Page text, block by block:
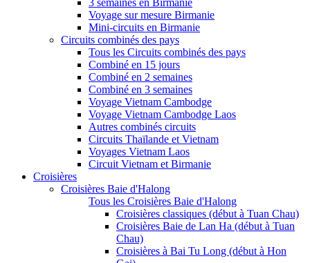
3 semaines en Birmanie
Voyage sur mesure Birmanie
Mini-circuits en Birmanie
Circuits combinés des pays
Tous les Circuits combinés des pays
Combiné en 15 jours
Combiné en 2 semaines
Combiné en 3 semaines
Voyage Vietnam Cambodge
Voyage Vietnam Cambodge Laos
Autres combinés circuits
Circuits Thaïlande et Vietnam
Voyages Vietnam Laos
Circuit Vietnam et Birmanie
Croisières
Croisières Baie d'Halong
Tous les Croisières Baie d'Halong
Croisières classiques (début à Tuan Chau)
Croisières Baie de Lan Ha (début à Tuan
Chau)
Croisières à Bai Tu Long (début à Hon